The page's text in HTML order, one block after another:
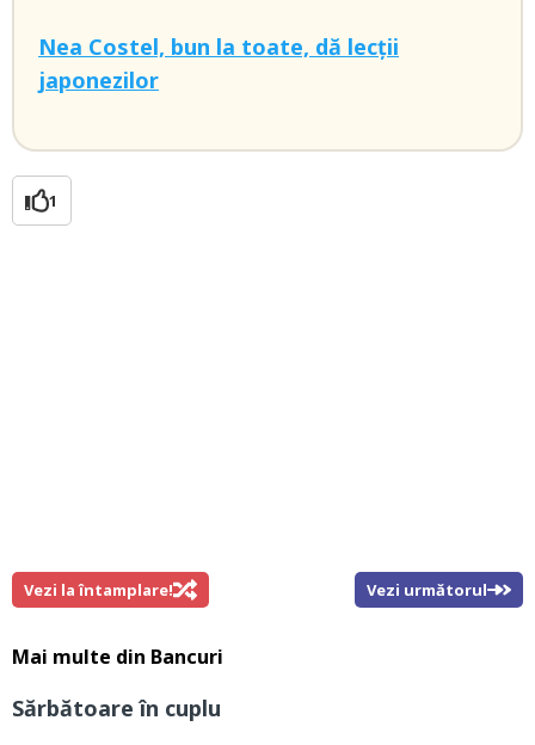
Nea Costel, bun la toate, dă lecții
japonezilor
1
Vezi la întamplare! Vezi următorul
Mai multe din Bancuri
Sărbătoare în cuplu